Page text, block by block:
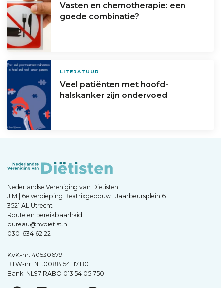
Vasten en chemotherapie: een
goede combinatie?
LITERATUUR
Veel patiënten met hoofd-
halskanker zijn ondervoed
Nederlandse Vereniging van Diëtisten
JIM | 6e verdieping Beatrixgebouw | Jaarbeursplein 6
3521 AL Utrecht
Route en bereikbaarheid
bureau@nvdietist.nl
030-634 62 22
KvK-nr. 40530679
BTW-nr. NL.0088.54.117.B01
Bank: NL97 RABO 013 54 05 750